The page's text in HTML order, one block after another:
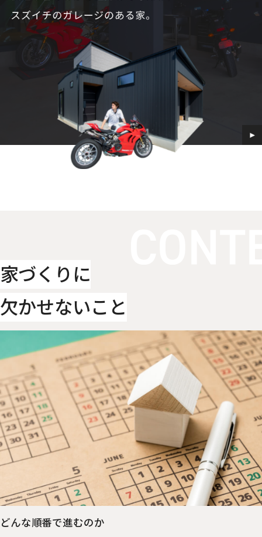
家づくりに
欠かせないこと
どんな順番で進むのか